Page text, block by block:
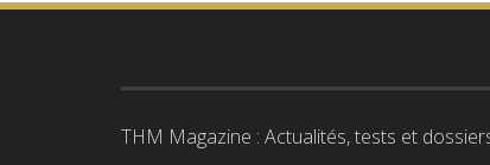
THM Magazine : Actualités, tests et